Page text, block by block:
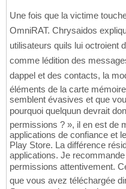
Une fois que la victime touche
OmniRAT. Chrysaidos
utilisateurs quils lui
comme lédition des
dappel et des contacts, la
éléments de la carte
semblent évasives et que
pourquoi quelquun devrait
permissions ? », il en est de
applications de confiance et
Play Store. La différence
applications. Je
permissions attentivement.
que vous avez téléchargée